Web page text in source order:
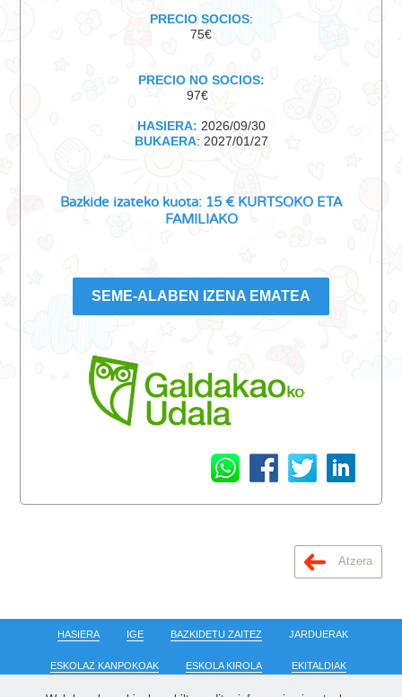
PRECIO SOCIOS:
75€
PRECIO NO SOCIOS:
97€
HASIERA: 2026/09/30
BUKAERA: 2027/01/27
Bazkide izateko kuota: 15 € KURTSOKO ETA
FAMILIAKO
SEME-ALABEN IZENA EMATEA
Atzera
HASIERA IGE BAZKIDETU ZAITEZ JARDUERAK
ESKOLAZ KANPOKOAK ESKOLA KIROLA EKITALDIAK